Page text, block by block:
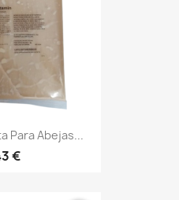
Para Abejas...
€